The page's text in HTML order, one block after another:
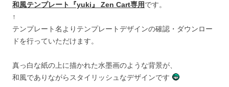
和風テンプレート『yuki』 Zen Cart専用です。
↑
テンプレート名よりテンプレートデザインの確認・ダウンロー
ドを行っていただけます。
真っ白な紙の上に描かれた水墨画のような背景が、
和風でありながらスタイリッシュなデザインです